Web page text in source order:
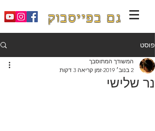
גם בפייסבוק
פוסט
נר שלישי
המשודך המתוסבך
2 בנוב׳ 2019
זמן קריאה 3 דקות